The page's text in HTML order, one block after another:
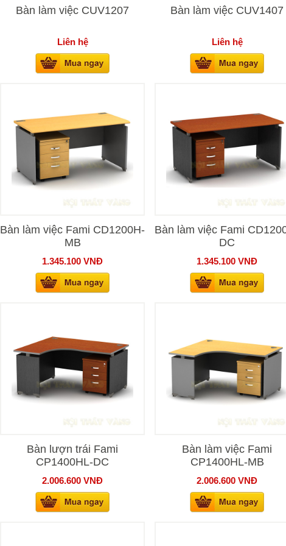
Bàn làm việc CUV1207
Liên hệ
Bàn làm việc CUV1407
Liên hệ
Bàn làm việc Fami CD1200H-
MB
1.345.100 VNĐ
Bàn làm việc Fami
DC
1.345.100 VNĐ
Bàn lượn trái Fami
CP1400HL-DC
2.006.600 VNĐ
Bàn làm việc Fami
CP1400HL-MB
2.006.600 VNĐ